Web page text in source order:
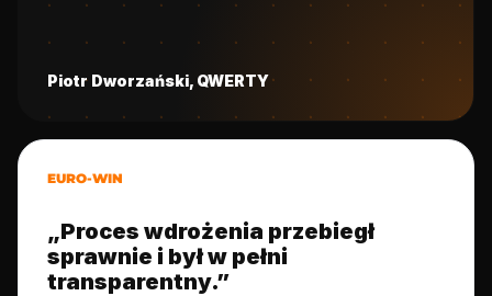
Piotr Dworzański, QWERTY
EURO-WIN
„Proces wdrożenia przebiegł
sprawnie i był w pełni
transparentny.”